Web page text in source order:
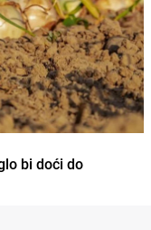
bi doći do